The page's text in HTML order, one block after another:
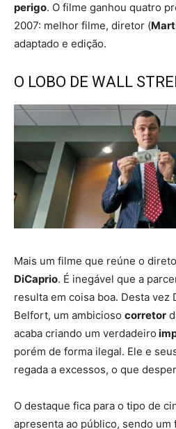
perigo. O filme ganhou quatro
2007: melhor filme, diretor (
adaptado e edição.
O LOBO DE WALL
Mais um filme que reúne o
DiCaprio. É inegável que a
resulta em coisa boa. Desta vez
Belfort, um ambicioso corretor
acaba criando um verdadeiro
porém de forma ilegal. Ele e
regada a excessos, o que
O destaque fica para o tipo de
apresenta ao público, sendo um